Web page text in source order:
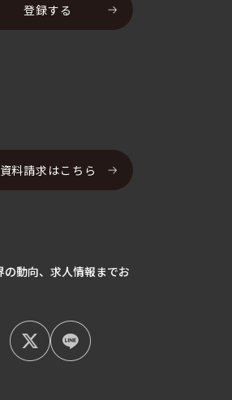
登録する
資料請求はこちら
動向、 求人情報までお